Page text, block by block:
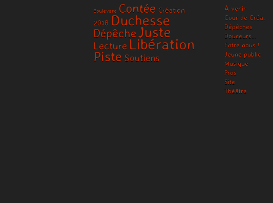
Boulevard Contée Création
2018 Duchesse
DépêcheJuste
Lecture Libération
Piste Soutiens
À venir
Cour de Créa.
Dépêches
Douceurs…
Entre nous !
Jeune public
Musique
Pros
Site
Théâtre